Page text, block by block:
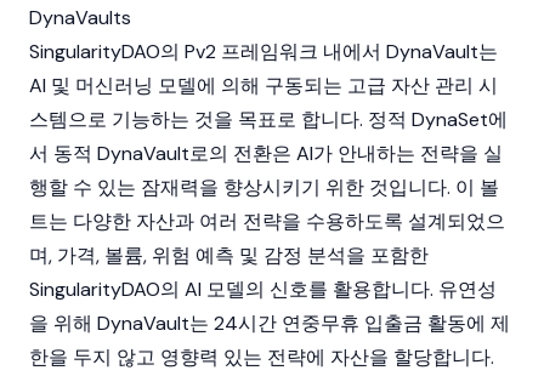
DynaVaults
SingularityDAO의 Pv2 프레임워크 내에서 DynaVault는
AI 및 머신러닝 모델에 의해 구동되는 고급 자산 관리 시
스템으로 기능하는 것을 목표로 합니다. 정적 DynaSet에
서 동적 DynaVault로의 전환은 AI가 안내하는 전략을 실
행할 수 있는 잠재력을 향상시키기 위한 것입니다. 이 볼
트는 다양한 자산과 여러 전략을 수용하도록 설계되었으
며, 가격, 볼륨, 위험 예측 및 감정 분석을 포함한
SingularityDAO의 AI 모델의 신호를 활용합니다. 유연성
을 위해 DynaVault는 24시간 연중무휴 입출금 활동에 제
한을 두지 않고 영향력 있는 전략에 자산을 할당합니다.